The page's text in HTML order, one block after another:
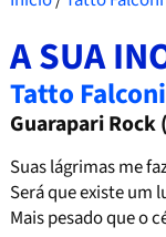
A SUA
Tatto
Guarapari Rock
Suas lágrimas me
Será que existe um
Mais pesado que o